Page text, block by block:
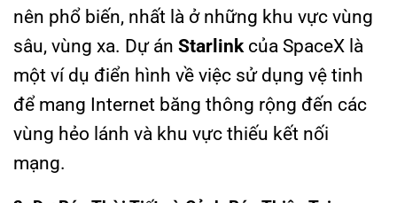
nên phổ biến, nhất là ở những khu vực vùng
sâu, vùng xa. Dự án Starlinkcủa SpaceX là
một ví dụ điển hình về việc sử dụng vệ tinh
để mang Internet băng thông rộng đến các
vùng hẻo lánh và khu vực thiếu kết nối
mạng.